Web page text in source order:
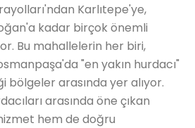
Karlıtepe'ye,
kadar birçok önemli
Bu mahallelerin her biri,
"en yakın hurdacı"
arasında yer alıyor.
arasında öne çıkan
hem de doğru